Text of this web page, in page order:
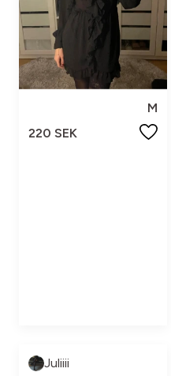
M
220 SEK
Juliiii